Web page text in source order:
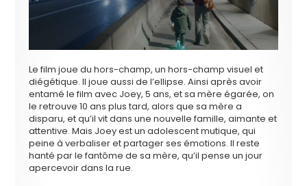
Le film joue du hors-champ, un hors-champ visuel et
diégétique. Il joue aussi de l’ellipse. Ainsi après avoir
entamé le film avec Joey, 5 ans, et sa mère égarée, on
le retrouve 10 ans plus tard, alors que sa mère a
disparu, et qu’il vit dans une nouvelle famille, aimante et
attentive. Mais Joey est un adolescent mutique, qui
peine à verbaliser et partager ses émotions. Il reste
hanté par le fantôme de sa mère, qu’il pense un jour
apercevoir dans la rue.